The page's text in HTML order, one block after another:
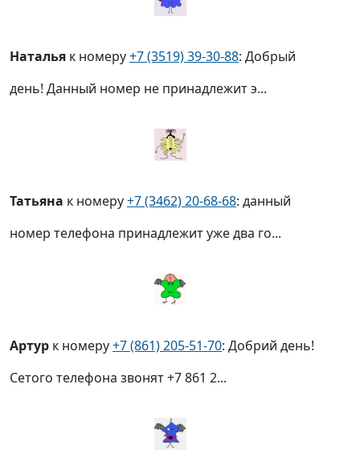
Наталья к номеру+7 (3519) 39-30-88: Добрый
день! Данный номер не принадлежит э...
Татьяна к номеру+7 (3462) 20-68-68: данный
номер телефона принадлежит уже два го...
Артур к номеру+7 (861) 205-51-70: Добрий день!
Сетого телефона звонят +7 861 2...